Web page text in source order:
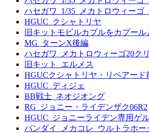
ハセガワ_1/35_メカトロウィーゴ
HGUC_クシャトリヤ
旧キットモビルカプルをカプール
MG_ターンX後編
ハセガワ_メカトロウィーゴ20ク
旧キット_エルメス
HGUCクシャトリヤ・リペアード
HGUC_ディジェ
BB戦士_ネオジオング
RG_ジョニー・ライデンザク06R2
HGUC_ジョニーライデン専用ゲ
バンダイ_メカコレ_ウルトラホー